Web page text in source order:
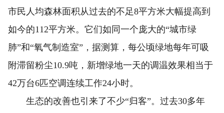
市民人均森林面积从过去的不足8平方米大幅提高到
如今的112平方米。它们如同一个庞大的“城市绿
肺”和“氧气制造室”，据测算，每公顷绿地每年可吸
附滞留粉尘10.9吨，新增绿地一天的调温效果相当于
42万台6匹空调连续工作24小时。
生态的改善也引来了不少“归客”。过去30多年